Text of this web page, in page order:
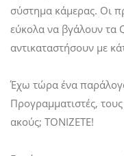
σύστημα κάμερας. Οι
εύκολα να βγάλουν τα
αντικαταστήσουν με
Έχω τώρα ένα
Προγραμματιστές,
ακούς; ΤΟΝΙΖΕΤΕ!